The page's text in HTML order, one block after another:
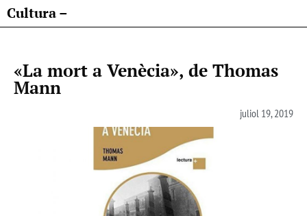
Cultura –
«La mort a Venècia», de Thomas
Mann
juliol 19, 2019